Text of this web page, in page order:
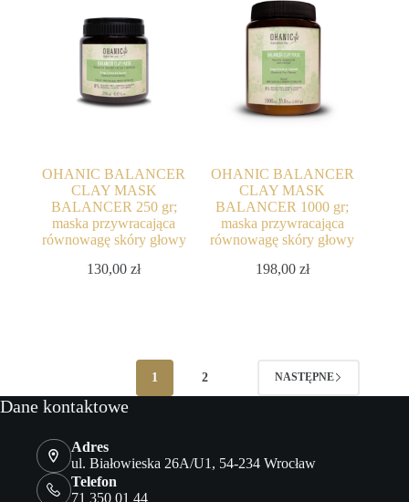
OHANIC BALANCER
CLAY MASK
BALANCER 250 gr;
maska przywracająca
równowagę skóry głowy
130,00zł
OHANIC BALANCER
CLAY MASK
BALANCER 1000 gr;
maska przywracająca
równowagę skóry głowy
198,00 zł
1 2 NASTĘPNE
Dane kontaktowe
Adres
ul. Białowieska 26A/U1, 54-234 Wrocław
Telefon
71 350 01 44